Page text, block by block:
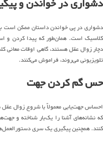
دشواری در خواندن و
دشواری در پی خواندن داستان ممکن است
کلاسیک است. همان‌طور که پیدا کردن و
دچار زوال عقل هستند، گاهی اوقات معانی
تلویزیونی می‌روند، فراموش می‌کنند.
حس گم کردن جهت
احساس جهت‌یابی معمولاً با شروع زوال
که نشانه‌های آشنا را یک‌بار شناخته و
کنند. همچنین پیگیری یک سری